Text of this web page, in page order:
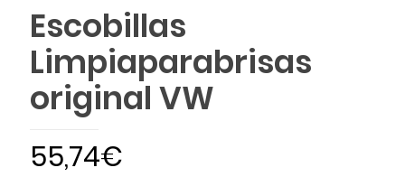
Escobillas
Limpiaparabrisas
original VW
55,74€